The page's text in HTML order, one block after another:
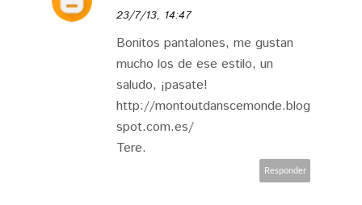
23/7/13, 14:47
Bonitos pantalones, me gustan
mucho los de ese estilo, un
saludo, ¡pasate!
http://montoutdanscemonde.blog
spot.com.es/
Tere.
Responder